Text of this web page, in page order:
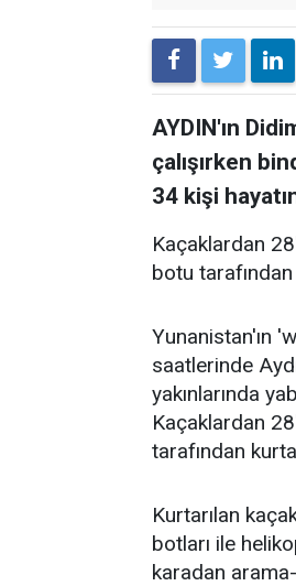
AYDIN'ın
çalışırken
34 kişi
Kaçaklardan
botu tarafından
Yunanistan'ın
saatlerinde
yakınlarında
Kaçaklardan
tarafından
Kurtarılan
botları ile
karadan